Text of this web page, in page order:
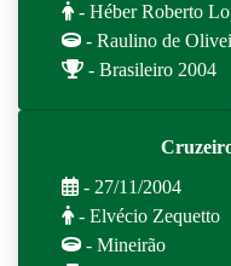
- Héber Roberto
- Raulino de
- Brasileiro 2004
- 27/11/2004
- Elvécio Zequetto
- Mineirão